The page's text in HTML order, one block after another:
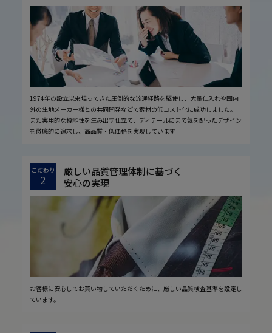
1974年の設立以来培ってきた圧倒的な流通経路を駆使し、大量仕入れや国内
外の生地メーカー様との共同開発などで素材の低コスト化に成功しました。
また実用的な機能性を生み出す仕立て、ディテールにまで気を配ったデザイン
を徹底的に追求し、高品質・低価格を実現しています
こだわり
2
厳しい品質管理体制に基づく
安心の実現
お客様に安心してお買い物していただくために、厳しい品質検査基準を設定し
ています。